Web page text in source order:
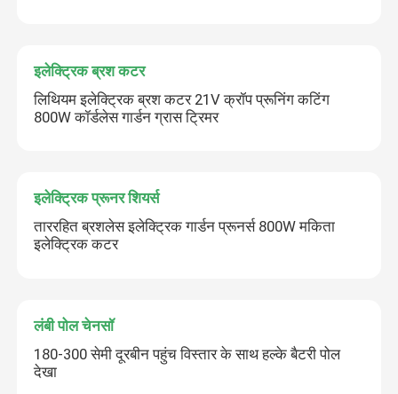
इलेक्ट्रिक ब्रश कटर
लिथियम इलेक्ट्रिक ब्रश कटर 21V क्रॉप प्रूनिंग कटिंग
800W कॉर्डलेस गार्डन ग्रास ट्रिमर
इलेक्ट्रिक प्रूनर शियर्स
ताररहित ब्रशलेस इलेक्ट्रिक गार्डन प्रूनर्स 800W मकिता
इलेक्ट्रिक कटर
लंबी पोल चेनसॉ
180-300 सेमी दूरबीन पहुंच विस्तार के साथ हल्के बैटरी पोल
देखा